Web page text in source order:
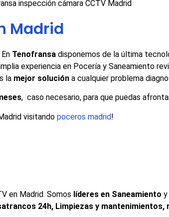
Madrid
En Tenofransa disponemos de la última
experiencia en Pocería y Saneamiento
la mejor solución a cualquier problema
, caso necesario, para que puedas
visitando poceros madrid!
en Madrid. Somos líderes en Saneamiento
24h, Limpiezas y